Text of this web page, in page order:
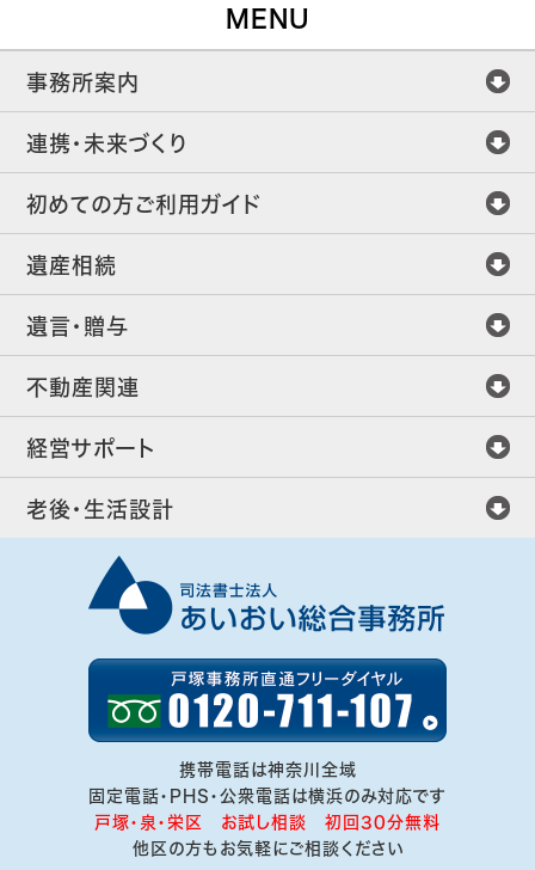
MENU
事務所案内
連携・未来づくり
初めての方ご利用ガイド
遺産相続
遺言・贈与
不動産関連
経営サポート
老後・生活設計
携帯電話は神奈川全域
固定電話・PHS・公衆電話は横浜のみ対応です
戸塚・泉・栄区 お試し相談 初回30分無料
他区の方もお気軽にご相談ください